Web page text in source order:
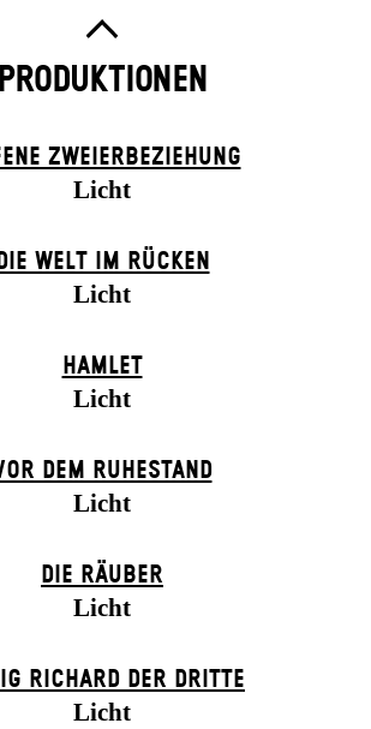
PRODUKTIONEN
ZWEIER­BEZIEHUNG
Licht
DIE WELT IM RÜCKEN
Licht
HAMLET
Licht
DEM RUHESTAND
Licht
DIE RÄUBER
Licht
RICHARD DER DRITTE
Licht